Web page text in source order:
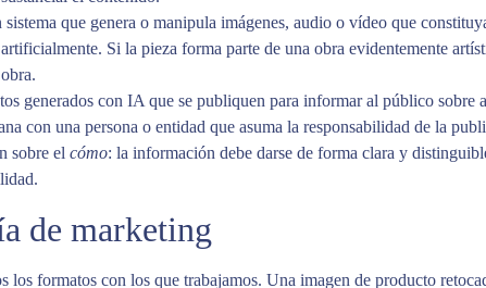
sistema que genera o manipula imágenes, audio o vídeo que
Si la pieza forma parte de una obra evidentemente
generados con IA que se publiquen para informar al público sobre
con una persona o entidad que asuma la responsabilidad de la
sobre el cómo: la información debe darse de forma clara y
de marketing
los formatos con los que trabajamos. Una imagen de producto